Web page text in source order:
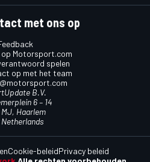
met ons op
Motorsport.com
spelen
op met het team
B.V.
6 – 14
MJ, Haarlem
Netherlands
Cookie-beleidPrivacy beleid